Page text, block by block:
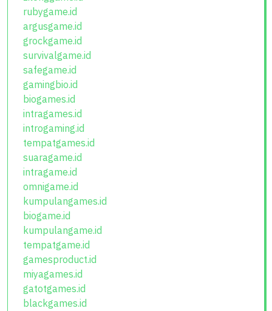
rubygame.id
argusgame.id
grockgame.id
survivalgame.id
safegame.id
gamingbio.id
biogames.id
intragames.id
introgaming.id
tempatgames.id
suaragame.id
intragame.id
omnigame.id
kumpulangames.id
biogame.id
kumpulangame.id
tempatgame.id
gamesproduct.id
miyagames.id
gatotgames.id
blackgames.id